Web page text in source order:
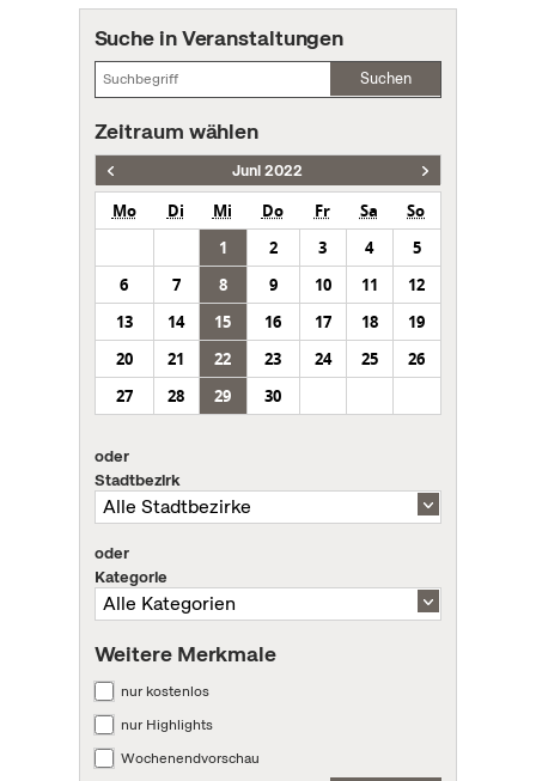
Suche in Veranstaltungen
Suchen
Zeitraum wählen
Juni 2022
Mo Di Mi Do Fr Sa
So
1
2 3 4
5
6
7 8 9 10 11
12
13
14 15 16 17 18
19
20
21 22 23 24 25
26
27
28 29 30
oder
Stadtbezirk
oder
Kategorie
Weitere Merkmale
nur kostenlos
nur Highlights
Wochenendvorschau